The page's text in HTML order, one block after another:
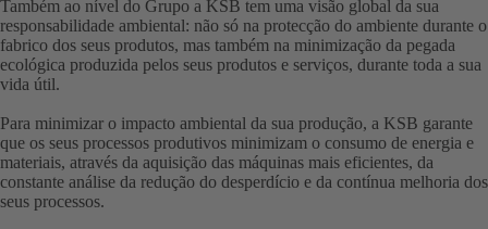
Também ao nível do Grupo a KSB tem uma visão global da sua
responsabilidade ambiental: não só na protecção do ambiente durante o
fabrico dos seus produtos, mas também na minimização da pegada
ecológica produzida pelos seus produtos e serviços, durante toda a sua
vida útil.
Para minimizar o impacto ambiental da sua produção, a KSB garante
que os seus processos produtivos minimizam o consumo de energia e
materiais, através da aquisição das máquinas mais eficientes, da
constante análise da redução do desperdício e da contínua melhoria dos
seus processos.